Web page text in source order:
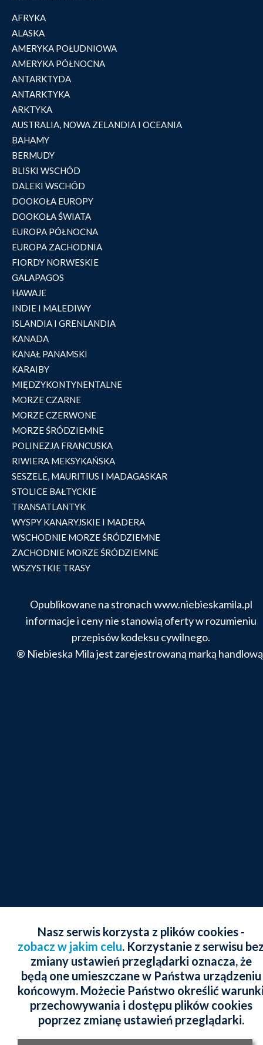
AFRYKA
ALASKA
AMERYKA POŁUDNIOWA
AMERYKA PÓŁNOCNA
ANTARKTYDA
ANTARKTYKA
ARKTYKA
AUSTRALIA, NOWA ZELANDIA I OCEANIA
BAHAMY
BERMUDY
BLISKI WSCHÓD
DALEKI WSCHÓD
DOOKOŁA EUROPY
DOOKOŁA ŚWIATA
EUROPA PÓŁNOCNA
EUROPA ZACHODNIA
FIORDY NORWESKIE
GALAPAGOS
HAWAJE
INDIE I MALEDIWY
ISLANDIA I GRENLANDIA
KANADA
KANAŁ PANAMSKI
KARAIBY
MIĘDZYKONTYNENTALNE
MORZE CZARNE
MORZE CZERWONE
MORZE ŚRÓDZIEMNE
POLINEZJA FRANCUSKA
RIWIERA MEKSYKAŃSKA
SESZELE, MAURITIUS I MADAGASKAR
STOLICE BAŁTYCKIE
TRANSATLANTYK
WYSPY KANARYJSKIE I MADERA
WSCHODNIE MORZE ŚRÓDZIEMNE
ZACHODNIE MORZE ŚRÓDZIEMNE
WSZYSTKIE TRASY
Opublikowane na stronach www.niebieskamila.pl
informacje i ceny nie stanowią oferty w rozumieniu
przepisów kodeksu cywilnego.
® Niebieska Mila jest zarejestrowaną marką
Nasz serwis korzysta z plików cookies -
zobacz w jakim celu. Korzystanie z serwisu
zmiany ustawień przeglądarki oznacza, że
będą one umieszczane w Państwa urządzeniu
końcowym. Możecie Państwo określić
przechowywania i dostępu plików cookies
poprzez zmianę ustawień przeglądarki.